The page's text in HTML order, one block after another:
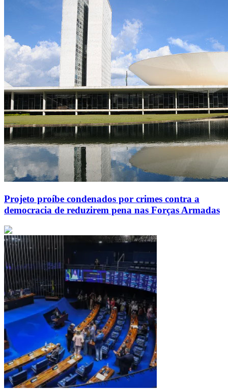
Projeto proíbe condenados por crimes contra a
democracia de reduzirem pena nas Forças Armadas